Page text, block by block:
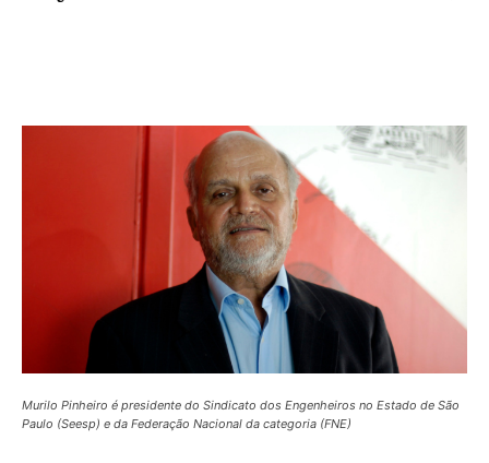
Murilo Pinheiro é presidente do Sindicato dos Engenheiros no Estado de São
Paulo (Seesp) e da Federação Nacional da categoria (FNE)